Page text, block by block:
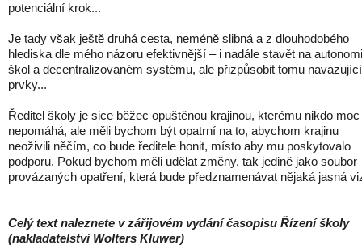
potenciální krok...
Je tady však ještě druhá cesta, neméně slibná a z dlouhodobého
hlediska dle mého názoru efektivnější – i nadále stavět na
škol a decentralizovaném systému, ale přizpůsobit tomu navazující
prvky...
Ředitel školy je sice běžec opuštěnou krajinou, kterému nikdo moc
nepomáhá, ale měli bychom být opatrní na to, abychom krajinu
neoživili něčím, co bude ředitele honit, místo aby mu poskytovalo
podporu. Pokud bychom měli udělat změny, tak jedině jako soubor
provázaných opatření, která bude předznamenávat nějaká jasná
Celý text naleznete v zářijovém vydání časopisu Řízení školy
(nakladatelství Wolters Kluwer)